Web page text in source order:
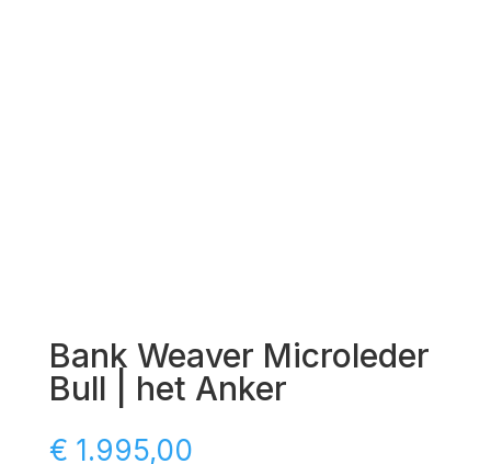
Bank Weaver Microleder
Bull | het Anker
€ 1.995,00